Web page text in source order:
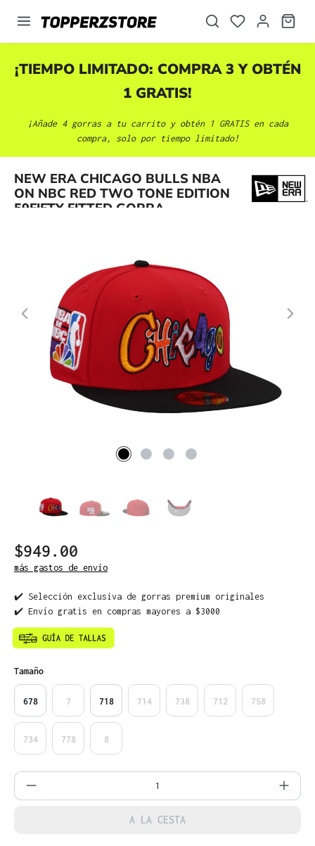
principal
¡TIEMPO LIMITADO: COMPRA 3 Y OBTÉN
1 GRATIS!
¡Añade 4 gorras a tu carrito y obtén 1 GRATIS en cada
compra, solo por tiempo limitado!
NEW ERA CHICAGO BULLS NBA
ON NBC RED TWO TONE EDITION
59FIFTY FITTED GORRA
Omitir galería de imágenes
$949.00
más gastos de envío
✔️ Selección exclusiva de gorras premium originales
✔️ Envío gratis en compras mayores a $3000
Seleccione
Tamaño
678 7 718 714 738 712 758
734 778 8
Cantidad del producto: introduce la
A LA CESTA